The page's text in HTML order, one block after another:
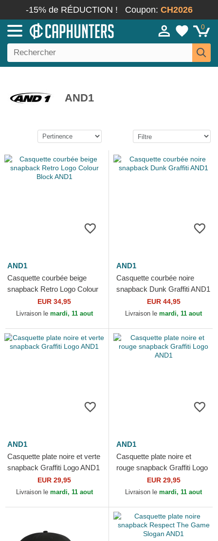
-15% de RÉDUCTION ! Coupon: CH2026
0
AND1
AND1
Casquette courbée beige
snapback Retro Logo Colour
Block AND1EUR 34,95
Livraison le mardi, 11 aout
AND1
Casquette courbée noire
snapback Dunk Graffiti AND1
EUR 44,95
Livraison le mardi, 11 aout
AND1
Casquette plate noire et verte
snapback Graffiti Logo AND1
EUR 29,95
Livraison le mardi, 11 aout
AND1
Casquette plate noire et
rouge snapback Graffiti Logo
EUR 29,95
Livraison le mardi, 11 aout